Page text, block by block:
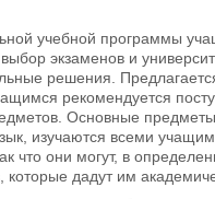
учебной программы
экзаменов и
решения.
рекомендуется
Основные
изучаются всеми
что они могут, в
дадут им